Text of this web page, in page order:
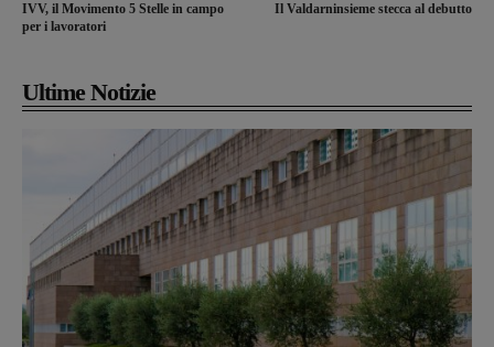
IVV, il Movimento 5 Stelle in campo
per i lavoratori
Il Valdarninsieme stecca al debutto
Ultime Notizie